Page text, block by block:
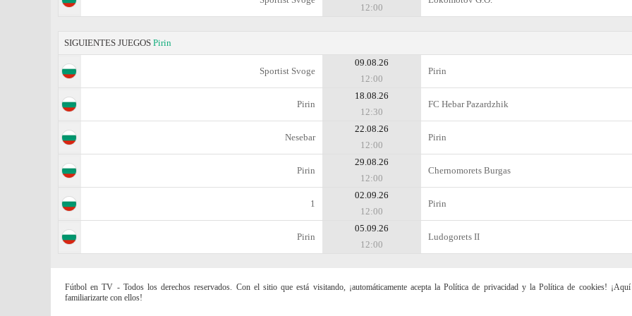
12:00
SIGUIENTES JUEGOS Pirin
Sportist Svoge
09.08.26
12:00
Pirin
Pirin
18.08.26
12:30
FC Hebar Pazardzhik
Nesebar
22.08.26
12:00
Pirin
Pirin
29.08.26
12:00
Chernomorets Burgas
1
02.09.26
12:00
Pirin
Pirin
05.09.26
12:00
Ludogorets II
Fútbol en TV - Todos los derechos reservados. Con el sitio que está visitando, ¡automáticamente acepta la Política de privacidad y la Política de cookies! ¡Aquí
familiarizarte con ellos!